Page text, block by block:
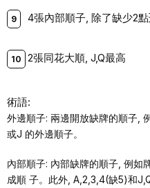
4張內部順⼦, 除了缺少2
2張同花⼤順, J,Q最⾼
術語:
外邊順⼦: 兩邊開放缺牌的順⼦,
或J 的外邊順⼦。
內部順⼦: 內部缺牌的順⼦, 例如
成順 ⼦。此外, A,2,3,4(缺5)和